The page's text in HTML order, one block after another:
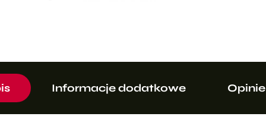
Informacje dodatkowe